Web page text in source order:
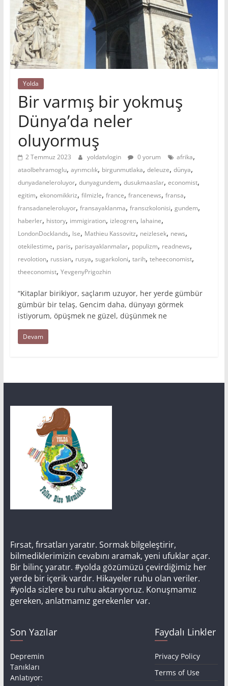
Yolda
Bir varmış bir yokmuş
Dünya’da neler
oluyormuş
2 Temmuz 2023 yoldatvlogin 0 yorum afrika,
ataolbehramoglu, ayrımcılık, birgunmutlaka, deleuze, dünya,
dunyadaneleroluyor, dunyagundem, dusukmaaslar, economist,
egitim, ekonomikkriz, filmizle, france, francenews, fransa,
fransadaneleroluyor, fransayaklanma, fransızkolonisi, gundem,
haberler, history, immigiration, izleogren, lahaine,
LondonDocklands, lse, Mathieu Kassovitz, neizlesek, news,
otekilestime, paris, parisayaklanmalar, populizm, readnews,
revolotion, russian, rusya, sugarkoloni, tarih, teheeconomist,
theeconomist, YevgenyPrigozhin
“Kitaplar birikiyor, saçlarım uzuyor, her yerde gümbür
gümbür bir telaş, Gencim daha, dünyayı görmek
istiyorum, öpüşmek ne güzel, düşünmek ne
Devam
Fırsat, fırsatları yaratır. Sormak bilgeleştirir,
bilmediklerimizin cevabını aramak, yeni ufuklar açar.
Bir bilinç yaratır. #yolda gözümüzü çevirdiğimiz her
yerde bir içerik vardır. Hikayeler ruhu olan veriler.
#yolda sizlere bu ruhu aktarıyoruz. Konuşmamız
gereken, anlatmamız gerekenler var.
Son Yazılar
Depremin
Tanıkları
Anlatıyor:
Faydalı Linkler
Privacy Policy
Terms of Use